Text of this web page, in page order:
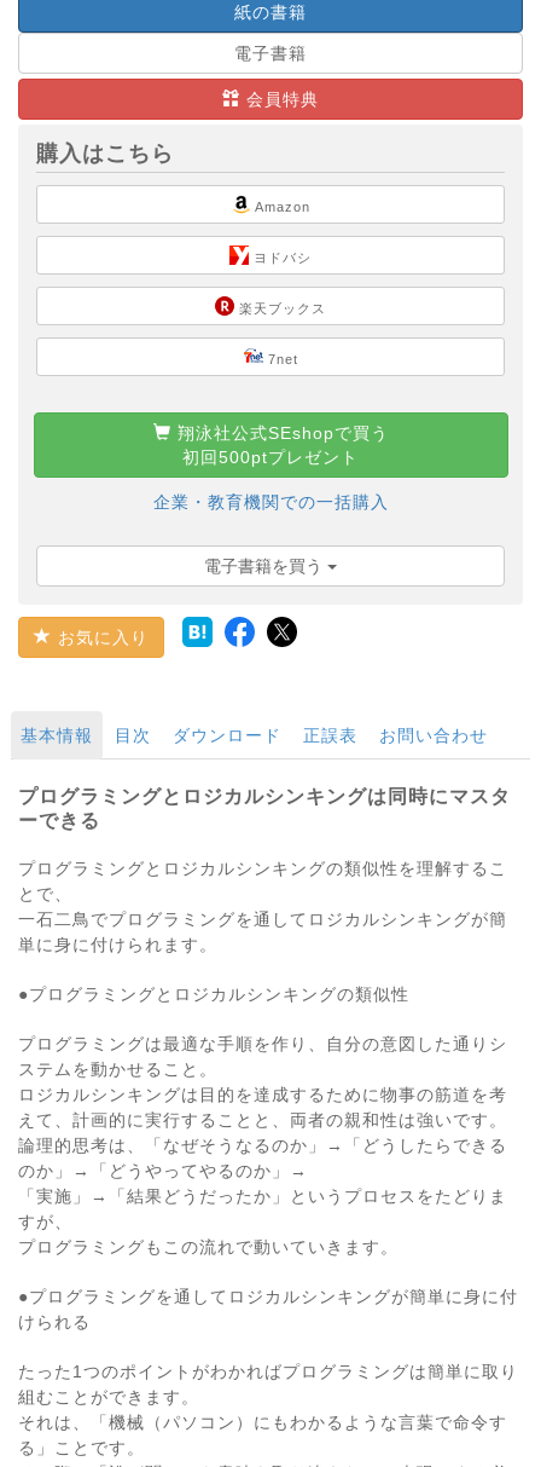
紙の書籍
電子書籍
会員特典
購入はこちら
Amazon
ヨドバシ
楽天ブックス
7net
翔泳社公式SEshopで買う
初回500ptプレゼント
企業・教育機関での一括購入
電子書籍を買う
お気に入り
基本情報 目次 ダウンロード 正誤表 お問い合わせ
プログラミングとロジカルシンキングは同時にマスタ
ーできる
プログラミングとロジカルシンキングの類似性を理解するこ
とで、
一石二鳥でプログラミングを通してロジカルシンキングが簡
単に身に付けられます。
●プログラミングとロジカルシンキングの類似性
プログラミングは最適な手順を作り、自分の意図した通りシ
ステムを動かせること。
ロジカルシンキングは目的を達成するために物事の筋道を考
えて、計画的に実行することと、両者の親和性は強いです。
論理的思考は、「なぜそうなるのか」→「どうしたらできる
のか」→「どうやってやるのか」→
「実施」→「結果どうだったか」というプロセスをたどりま
すが、
プログラミングもこの流れで動いていきます。
●プログラミングを通してロジカルシンキングが簡単に身に付
けられる
たった1つのポイントがわかればプログラミングは簡単に取り
組むことができます。
それは、「機械（パソコン）にもわかるような言葉で命令す
る」ことです。